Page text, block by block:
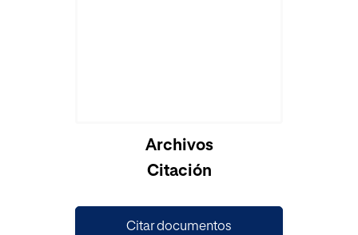
Archivos
Citación
Citar documentos